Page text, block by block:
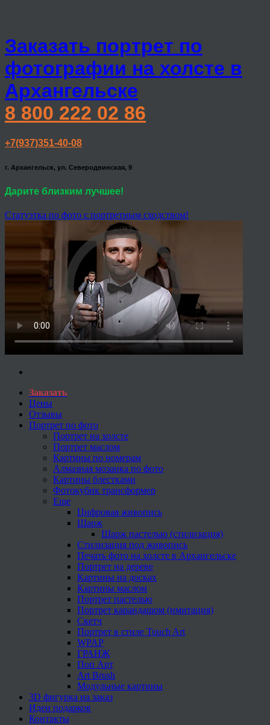
Заказать портрет по
фотографии на холсте в
Архангельске
8 800 222 02 86
+7(937)351-40-08
г. Архангельск, ул. Северодвинская, 9
Дарите близким лучшее!
Статуэтка по фото с портретным сходством!
Заказать
Цены
Отзывы
Портрет по фото
Портрет на холсте
Портрет маслом
Картины по номерам
Алмазная мозаика по фото
Картины блестками
Фотокубик трансформер
Еще
Цифровая живопись
Шарж
Шарж пастелью (стилизация)
Стилизация под живопись
Печать фото на холсте в Архангельске
Портрет на дереве
Картины на досках
Картины маслом
Портрет пастелью
Портрет карандашом (имитация)
Скетч
Портрет в стиле Touch Art
WPAP
ГРАНЖ
Поп Арт
Art Brush
Модульные картины
3D фигурка на заказ
Идеи подарков
Контакты